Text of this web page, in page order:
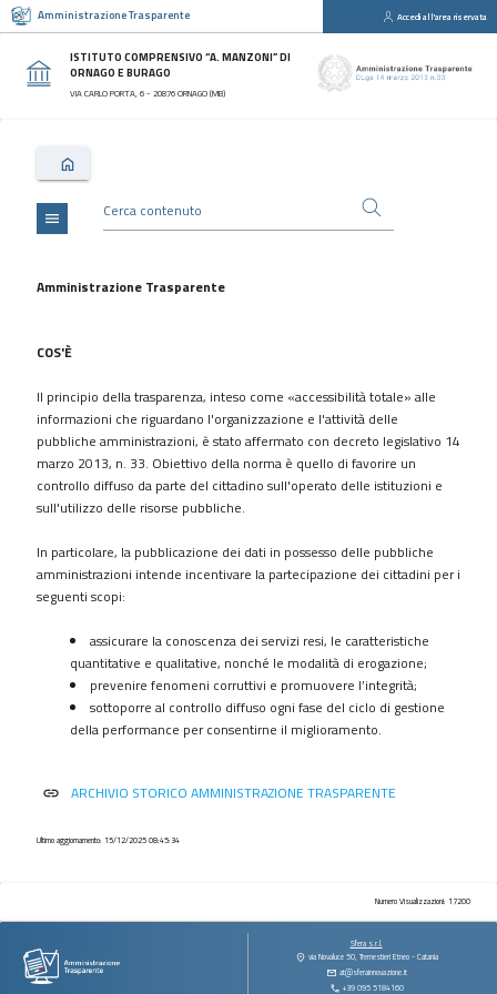
Amministrazione Trasparente Accedi all'area riservata
ISTITUTO COMPRENSIVO “A. MANZONI” DI
ORNAGO E BURAGO
VIA CARLO PORTA, 6 - 20876 ORNAGO (MB)
Sezioni
Disposizioni
Generali
Consulenti
collaboratori
Bandi
Performance
Enti
controllati
Attività
e
procedimenti
Controlli
sulle
contratti
contributi
vantaggi
immobili
e
menu
Amministrazione Trasparente
COS'È
Il principio della trasparenza, inteso come «accessibilità totale» alle
informazioni che riguardano l'organizzazione e l'attività delle
pubbliche amministrazioni, è stato affermato con decreto legislativo 14
marzo 2013, n. 33. Obiettivo della norma è quello di favorire un
controllo diffuso da parte del cittadino sull'operato delle istituzioni e
sull'utilizzo delle risorse pubbliche.
In particolare, la pubblicazione dei dati in possesso delle pubbliche
amministrazioni intende incentivare la partecipazione dei cittadini per i
seguenti scopi:
assicurare la conoscenza dei servizi resi, le caratteristiche
quantitative e qualitative, nonché le modalità di erogazione;
prevenire fenomeni corruttivi e promuovere l’integrità;
sottoporre al controllo diffuso ogni fase del ciclo di gestione
della performance per consentirne il miglioramento.
link ARCHIVIO STORICO AMMINISTRAZIONE TRASPARENTE
Ultimo aggiornamento: 15/12/2025 08:45:34
Numero Visualizzazioni: 17200
Sfera s.r.l.
via Novaluce 50, Tremestieri Etneo - Catania
at@sferainnovazione.it
+39 095 5184160